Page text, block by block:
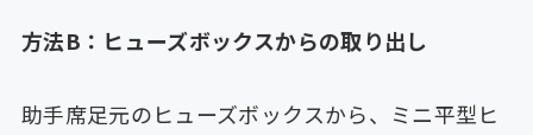
方法B：ヒューズボックスからの取り出し
助手席足元のヒューズボックスから、ミニ平型ヒ